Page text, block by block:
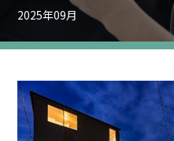
2025年09月